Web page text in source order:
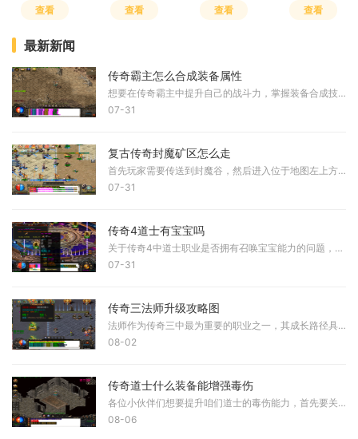
查看 查看 查看 查看
最新新闻
传奇霸主怎么合成装备属性
想要在传奇霸主中提升自己的战斗力，掌握装备合成技巧是必不可少的一环。在合成装备前，我们需要先收集各种合成材料，这些材料可以通过完成任务、挑战BOSS、参与游戏活动等多种
07-31
复古传奇封魔矿区怎么走
首先玩家需要传送到封魔谷，然后进入位于地图左上方向的封魔矿区。封魔矿区是通往封魔殿的必经起始点，这个区域包含多个相连的地图，需要按照特定顺序通过。从封魔矿区出发，
07-31
传奇4道士有宝宝吗
关于传奇4中道士职业是否拥有召唤宝宝能力的问题，根据实际游戏设定来看，道士在传奇4中并未延续传统设定中的召唤能力。与早期版本相比，道士职业的核心技能发生了显著调整，其
07-31
传奇三法师升级攻略图
法师作为传奇三中最为重要的职业之一，其成长路径具有一定的规律性。角色从初始阶段到高级阶段，升级应结合技能学习节点与地图资源分布，在每个关键等级区间选择最适宜的区域
08-02
传奇道士什么装备能增强毒伤
各位小伙伴们想要提升咱们道士的毒伤能力，首先要关注的就是武器选择。在咱们这个职业的装备体系里，武器直接决定了毒伤效果的好坏，无论是灵魂火符的伤害还是施毒术的持续效
08-06